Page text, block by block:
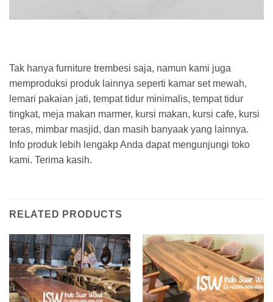
Tak hanya furniture trembesi saja, namun kami juga
memproduksi produk lainnya seperti kamar set mewah,
lemari pakaian jati, tempat tidur minimalis, tempat tidur
tingkat, meja makan marmer, kursi makan, kursi cafe, kursi
teras, mimbar masjid, dan masih banyaak yang lainnya.
Info produk lebih lengakp Anda dapat mengunjungi toko
kami. Terima kasih.
RELATED PRODUCTS